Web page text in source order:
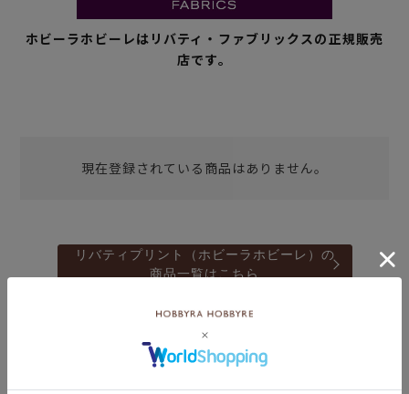
ホビーラホビーレはリバティ・ファブリックスの正規販売
店です。
現在登録されている商品はありません。
リバティプリント（ホビーラホビーレ）の
商品一覧はこちら
リバティプリント（リバティ・ファブリックス）の商
品一覧はこちら